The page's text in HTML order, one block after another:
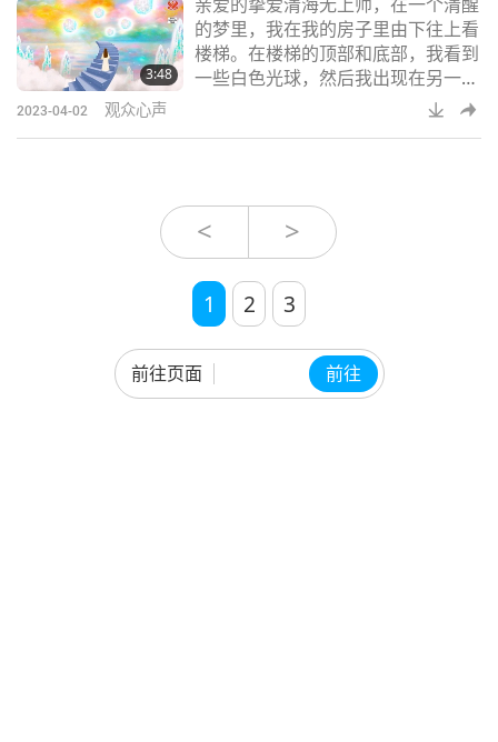
上，我们发现一群身穿黄色夹克的志
工们，他们为我们的孩子们带来食
物、毯子和糖果。我非常确定这种帮
助是上帝派来的，因为
3:48
的梦里，我在我的房子里由下往上看
楼梯。在楼梯的顶部和底部，我看到
一些白色光球，然后我出现在另一个
场景中。那是真实的世界，不是我们
看到的那样，而是他们从其他境界看
千上万的我们，这就是为何我们必须
互相帮助，因我们同一体，作为一
体，我们提升，我们是兄弟，我们必
作一体。像这样拥抱自
2023-04-02 观众心声
< >
1 2 3
前往页面 前往